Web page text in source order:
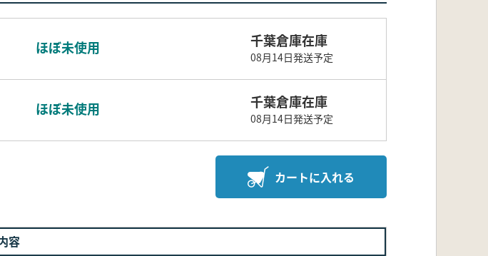
ほぼ未使用 千葉倉庫在庫
08月14日発送予定
ほぼ未使用 千葉倉庫在庫
08月14日発送予定
カートに入れる
容